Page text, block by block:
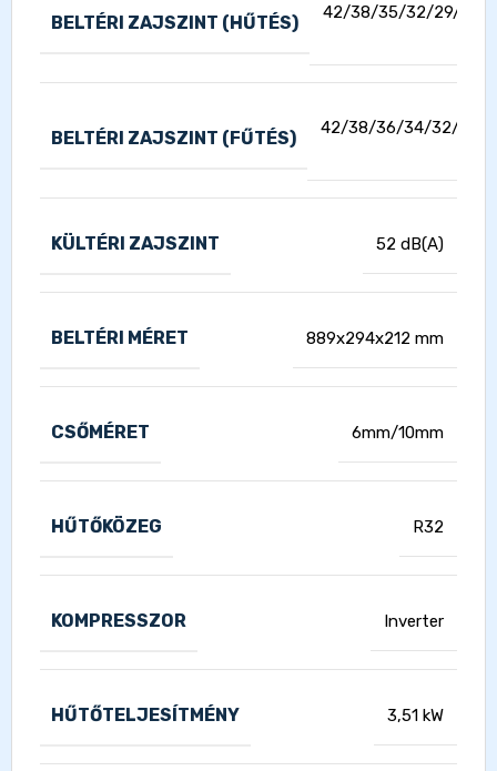
BELTÉRI ZAJSZINT (HŰTÉS)
42/38/35/32/29/27/
BELTÉRI ZAJSZINT (FŰTÉS)
42/38/36/34/32/30/
KÜLTÉRI ZAJSZINT 52 dB(A)
BELTÉRI MÉRET 889x294x212 mm
CSŐMÉRET 6mm/10mm
HŰTŐKÖZEG R32
KOMPRESSZOR Inverter
HŰTŐTELJESÍTMÉNY 3,51 kW